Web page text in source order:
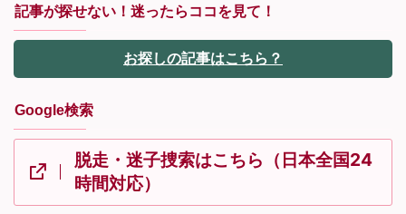
記事が探せない！迷ったらココを見て！
お探しの記事はこちら？
Google検索
脱走・迷子捜索はこちら（日本全国24
時間対応）